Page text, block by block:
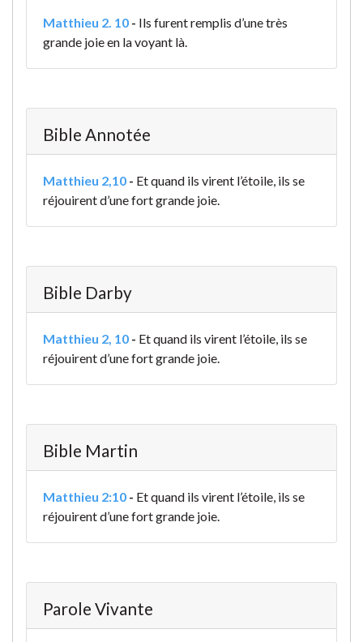
Matthieu 2. 10 - Ils furent remplis d’une très
grande joie en la voyant là.
Bible Annotée
Matthieu 2,10 - Et quand ils virent l’étoile, ils se
réjouirent d’une fort grande joie.
Bible Darby
Matthieu 2, 10 - Et quand ils virent l’étoile, ils se
réjouirent d’une fort grande joie.
Bible Martin
Matthieu 2:10 - Et quand ils virent l’étoile, ils se
réjouirent d’une fort grande joie.
Parole Vivante